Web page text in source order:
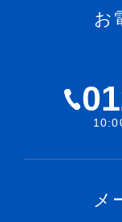
お
メ